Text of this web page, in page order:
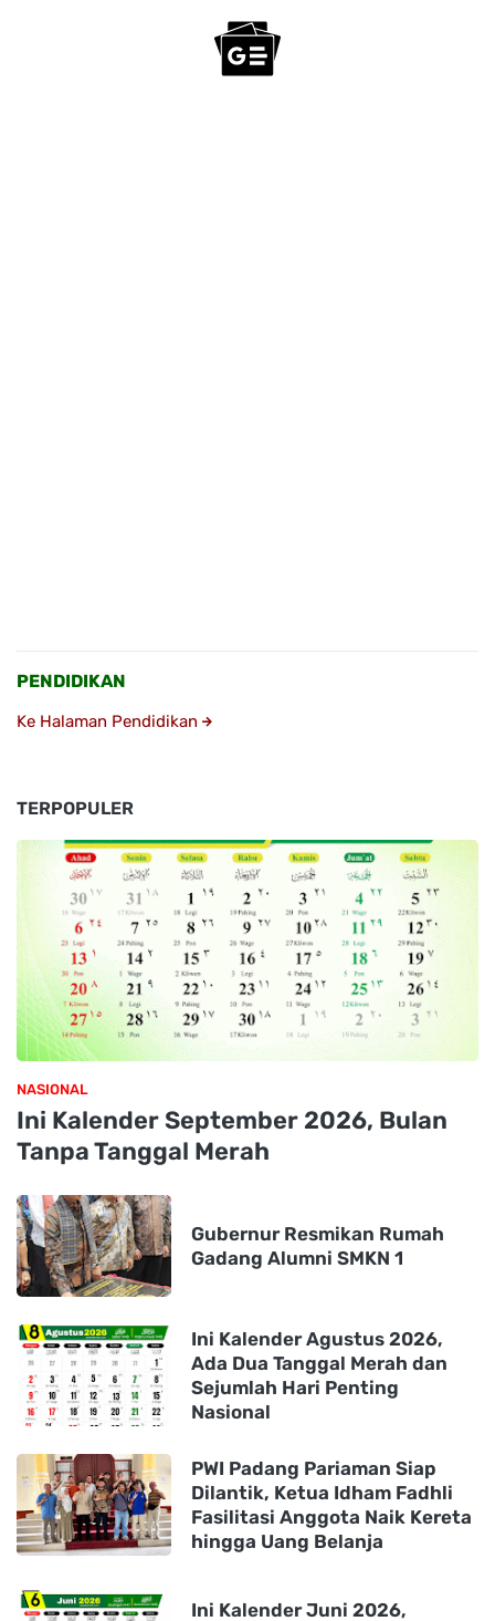
PENDIDIKAN
Ke Halaman Pendidikan
TERPOPULER
NASIONAL
Ini Kalender September 2026, Bulan
Tanpa Tanggal Merah
Gubernur Resmikan Rumah
Gadang Alumni SMKN 1
Ini Kalender Agustus 2026,
Ada Dua Tanggal Merah dan
Sejumlah Hari Penting
Nasional
PWI Padang Pariaman Siap
Dilantik, Ketua Idham Fadhli
Fasilitasi Anggota Naik Kereta
hingga Uang Belanja
Ini Kalender Juni 2026,